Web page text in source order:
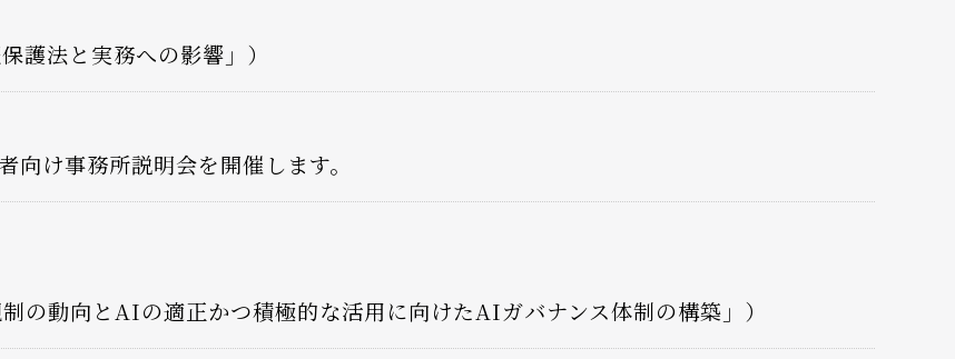
護法と実務への影響」）
け事務所説明会を開催します。
の動向とAIの適正かつ積極的な活用に向けたAIガバナンス体制の構築」）